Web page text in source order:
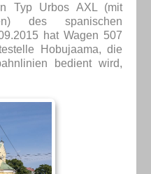
Typ Urbos AXL (mit
des spanischen
hat Wagen 507
Hobujaama, die
bedient wird,